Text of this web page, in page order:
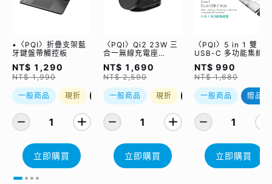
•〈PQI〉折疊支架藍
牙鍵盤帶觸控板
NT$ 1,290
NT$ 1,990
一般商品 現折 優惠加購
1
立即購買
〈PQI〉Qi2 23W 三
合一無線充電座
(WCC2302)
NT$ 1,690
NT$ 2,590
一般商品 現折 優惠加購
1
立即購買
〈PQI〉5 in 1 雙
USB-C 多功能集線器
（限量加贈｜U988
class 10 Micro SD
記憶卡 64GB，附 SD
轉卡）
NT$ 990
NT$ 1,680
一般商品 贈品
1
立即購買